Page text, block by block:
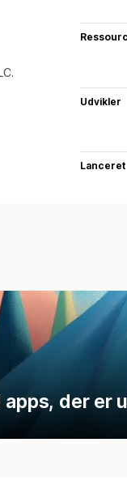
Udvikler
Lanceret
der er